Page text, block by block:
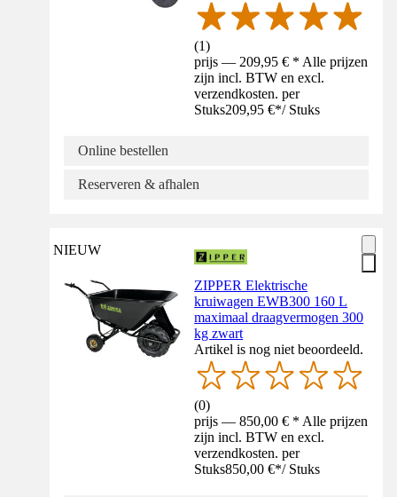
(1)
prijs — 209,95 € * Alle prijzen
zijn incl. BTW en excl.
verzendkosten. per
Stuks209,95 €*/ Stuks
Online bestellen
Reserveren & afhalen
NIEUW
ZIPPER Elektrische
kruiwagen EWB300 160 L
maximaal draagvermogen 300
kg zwart
Artikel is nog niet beoordeeld.
(0)
prijs — 850,00 € * Alle prijzen
zijn incl. BTW en excl.
verzendkosten. per
Stuks850,00 €*/ Stuks